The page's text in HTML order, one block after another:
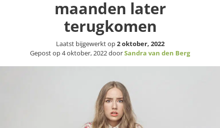
maanden later
terugkomen
Laatst bijgewerkt op2 oktober, 2022
Gepost op4 oktober, 2022doorSandra van den Berg